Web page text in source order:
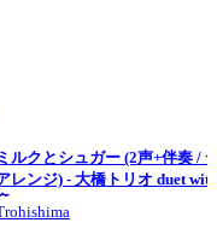
混ぜながら、豊かにアレ
Glee Monster」
のフォローをぜひお
ミルクとシュガー (2声+伴奏 /
レンジ) - 大橋トリオ duet